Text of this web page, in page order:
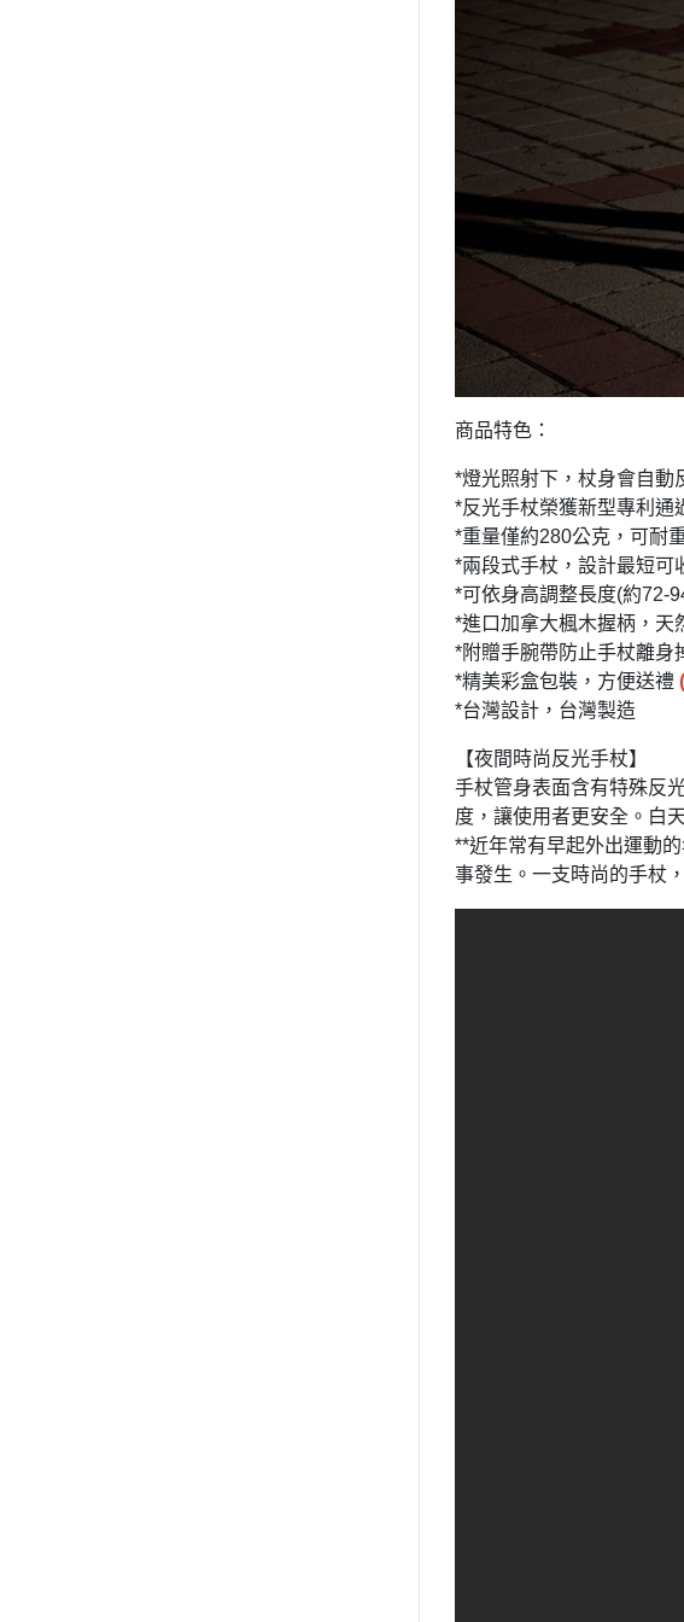
商品特色：
*燈光照射下，杖身會自動
*反光手杖榮獲新型專利通
*重量僅約280公克，可耐
*兩段式手杖，設計最短可
*可依身高調整長度(約72-
*進口加拿大楓木握柄，天
*附贈手腕帶防止手杖離身
*精美彩盒包裝，方便送禮 (
*台灣設計，台灣製造
【夜間時尚反光手杖】
手杖管身表面含有特殊反
度，讓使用者更安全。白
**近年常有早起外出運動
事發生。一支時尚的手杖